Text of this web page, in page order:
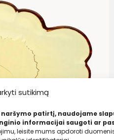
sutikimą
patirtį, naudojame
informacijai saugoti ar
leisite mums apdoroti